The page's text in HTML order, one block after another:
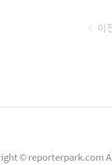
이
© reporterpark.com